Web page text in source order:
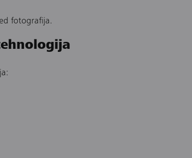
fotografija.